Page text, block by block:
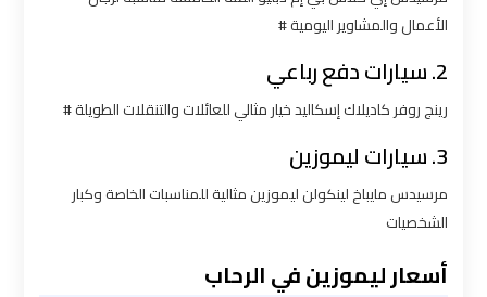
الأعمال والمشاوير اليومية #
2. سيارات دفع رباعي
رينج روفر كاديلاك إسكاليد خيار مثالي للعائلات والتنقلات الطويلة #
3. سيارات ليموزين
مرسيدس مايباخ لينكولن ليموزين مثالية للمناسبات الخاصة وكبار
الشخصيات
أسعار ليموزين في الرحاب
شركه
ليموزين
القاهره
اسكندرية
القاهرة